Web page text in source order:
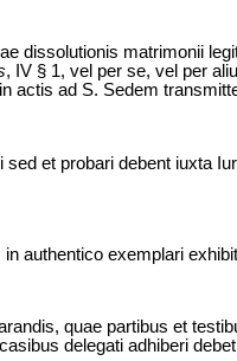
dissolutionis matrimonii
, IV § 1, vel per se, vel per
actis ad S. Sedem
et probari debent iuxta
authentico exemplari
quae partibus et
delegati adhiberi